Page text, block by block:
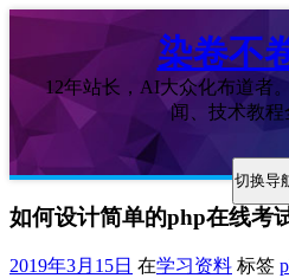
染卷不
12年站长，AI大众化布道者
闻、技术教程
切换导
如何设计简单的php在线考
2019年3月15日 在学习资料 标签